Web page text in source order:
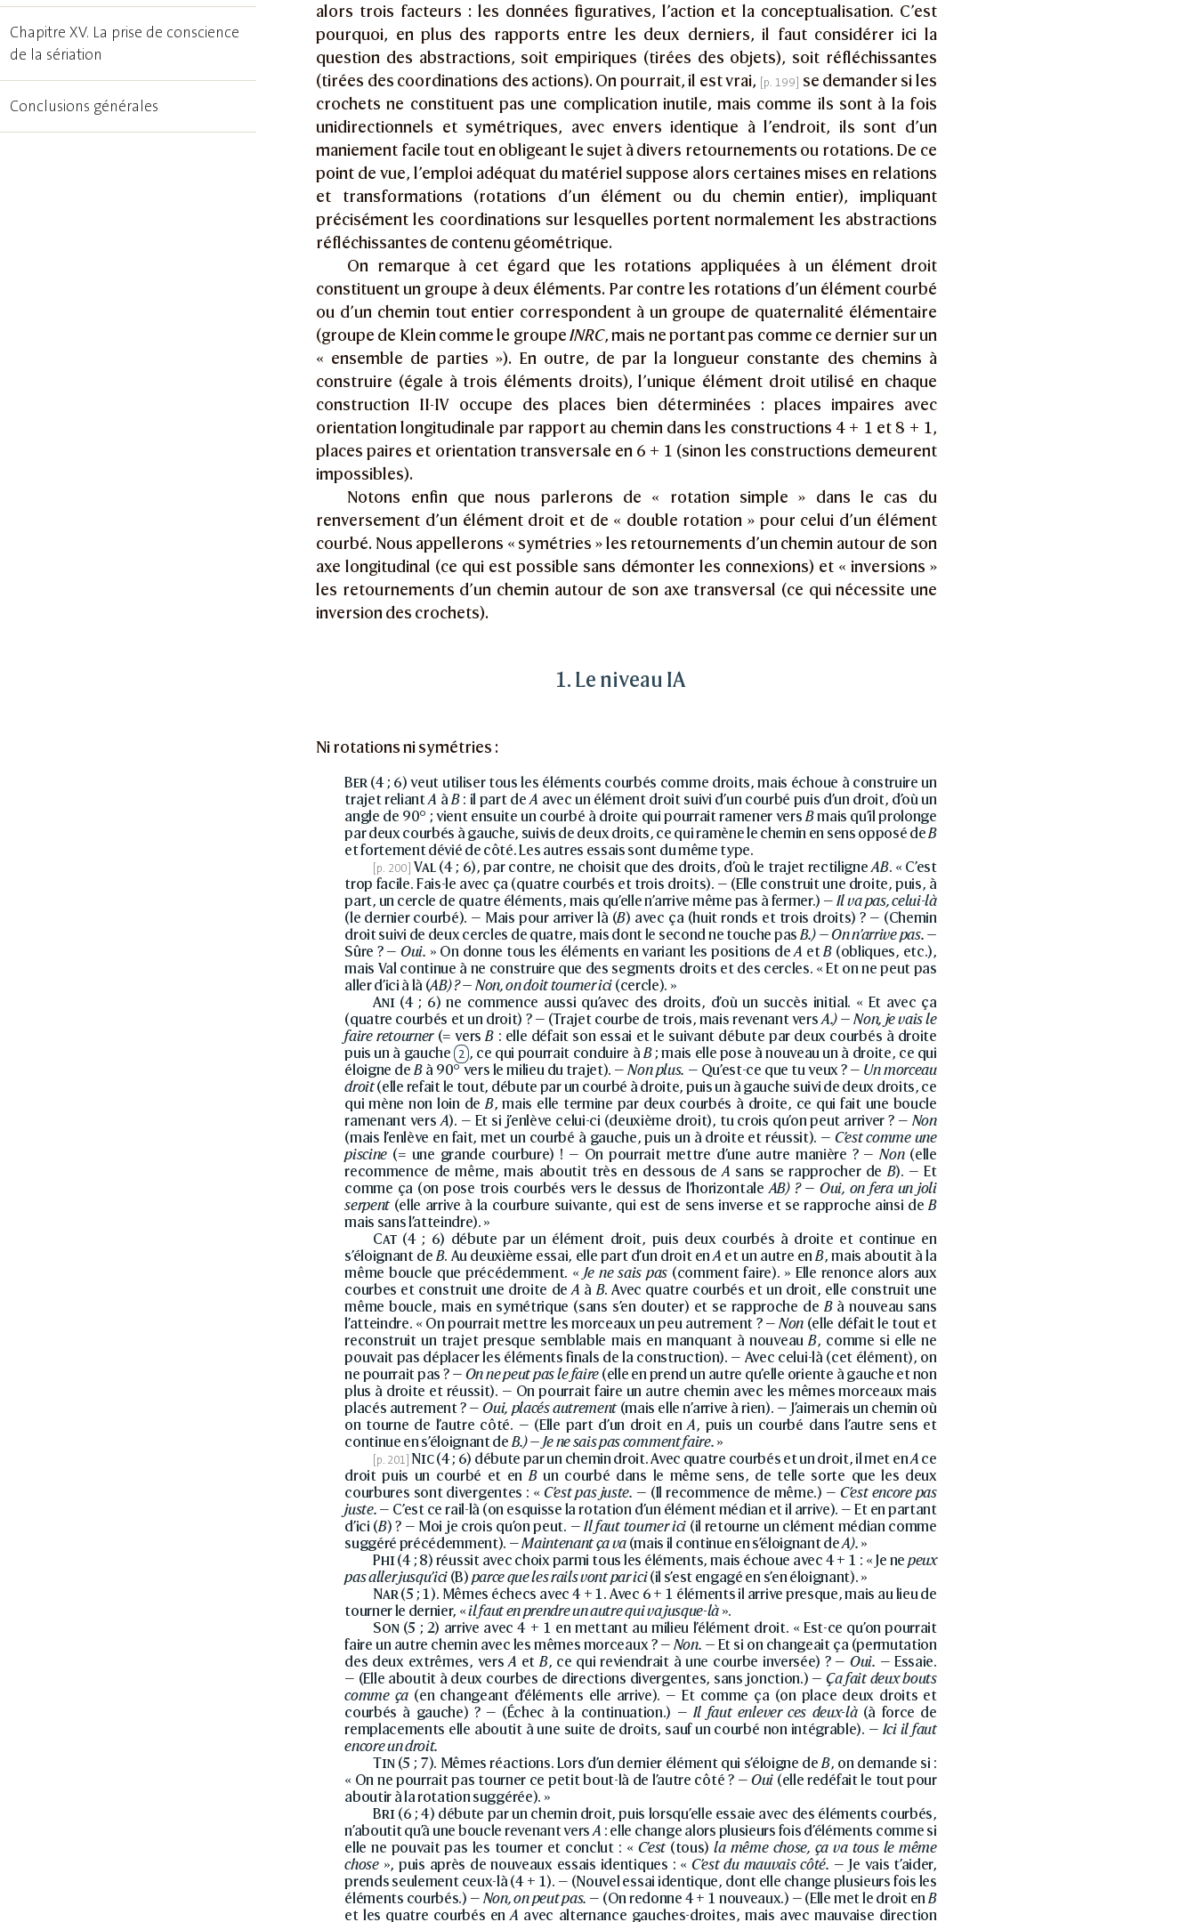
alors trois facteurs : les données figuratives, l’action et la conceptualisation. C’est
pourquoi, en plus des rapports entre les deux derniers, il faut considérer ici la
question des abstractions, soit empiriques (tirées des objets), soit réfléchissantes
(tirées des coordinations des actions). On pourrait, il est vrai,
se demander si les
crochets ne constituent pas une complication inutile, mais comme ils sont à la fois
unidirectionnels et symétriques, avec envers identique à l’endroit, ils sont d’un
maniement facile tout en obligeant le sujet à divers retournements ou rotations. De ce
point de vue, l’emploi adéquat du matériel suppose alors certaines mises en relations
et transformations (rotations d’un élément ou du chemin entier), impliquant
précisément les coordinations sur lesquelles portent normalement les abstractions
réfléchissantes de contenu géométrique.
On remarque à cet égard que les rotations appliquées à un élément droit
constituent un groupe à deux éléments. Par contre les rotations d’un élément courbé
ou d’un chemin tout entier correspondent à un groupe de quaternalité élémentaire
(groupe de Klein comme le groupeINRC, mais ne portant pas comme ce dernier sur un
« ensemble de parties »). En outre, de par la longueur constante des chemins à
construire (égale à trois éléments droits), l’unique élément droit utilisé en chaque
construction II-IV occupe des places bien déterminées : places impaires avec
orientation longitudinale par rapport au chemin dans les constructions 4 + 1 et 8 + 1,
places paires et orientation transversale en 6 + 1 (sinon les constructions demeurent
impossibles).
Notons enfin que nous parlerons de « rotation simple » dans le cas du
renversement d’un élément droit et de « double rotation » pour celui d’un élément
courbé. Nous appellerons « symétries » les retournements d’un chemin autour de son
axe longitudinal (ce qui est possible sans démonter les connexions) et « inversions »
les retournements d’un chemin autour de son axe transversal (ce qui nécessite une
inversion des crochets).
1. Le niveau IA
Ni rotations ni symétries :
Ber (4 ; 6) veut utiliser tous les éléments courbés comme droits, mais échoue à construire un
trajet reliantA àB: il part deA avec un élément droit suivi d’un courbé puis d’un droit, d’où un
angle de 90° ; vient ensuite un courbé à droite qui pourrait ramener vers Bmais qu’il prolonge
par deux courbés à gauche, suivis de deux droits, ce qui ramène le chemin en sens opposé deB
et fortement dévié de côté. Les autres essais sont du même type.
Val(4 ; 6), par contre, ne choisit que des droits, d’où le trajet rectiligneAB. « C’est
trop facile. Fais-le avec ça (quatre courbés et trois droits). — (Elle construit une droite, puis, à
part, un cercle de quatre éléments, mais qu’elle n’arrive même pas à fermer.) — Il va pas, celui-là
(le dernier courbé). — Mais pour arriver là (B) avec ça (huit ronds et trois droits) ? — (Chemin
droit suivi de deux cercles de quatre, mais dont le second ne touche pas B.) — On n’arrive pas. —
Sûre ? —Oui. » On donne tous les éléments en variant les positions deA etB (obliques, etc.),
mais Val continue à ne construire que des segments droits et des cercles. « Et on ne peut pas
aller d’ici à là (AB) ? — Non, on doit tourner ici (cercle). »
Ani(4 ; 6) ne commence aussi qu’avec des droits, d’où un succès initial. « Et avec ça
(quatre courbés et un droit) ? — (Trajet courbe de trois, mais revenant vers A.) — Non, je vais le
faire retourner(= versB : elle défait son essai et le suivant débute par deux courbés à droite
puis un à gauche 2 , ce qui pourrait conduire à B; mais elle pose à nouveau un à droite, ce qui
éloigne deBà 90° vers le milieu du trajet). —Non plus. — Qu’est-ce que tu veux ? — Un morceau
droit(elle refait le tout, débute par un courbé à droite, puis un à gauche suivi de deux droits, ce
qui mène non loin deB, mais elle termine par deux courbés à droite, ce qui fait une boucle
ramenant vers A). — Et si j’enlève celui-ci (deuxième droit), tu crois qu’on peut arriver ? — Non
(mais l’enlève en fait, met un courbé à gauche, puis un à droite et réussit). — C’est comme une
piscine(= une grande courbure) ! — On pourrait mettre d’une autre manière ? —Non(elle
recommence de même, mais aboutit très en dessous deA sans se rapprocher de B). — Et
comme ça (on pose trois courbés vers le dessus de l’horizontale AB) ? — Oui, on fera un joli
serpent(elle arrive à la courbure suivante, qui est de sens inverse et se rapproche ainsi deB
mais sans l’atteindre). »
Cat(4 ; 6) débute par un élément droit, puis deux courbés à droite et continue en
s’éloignant de B. Au deuxième essai, elle part d’un droit enA et un autre enB, mais aboutit à la
même boucle que précédemment. « Je ne sais pas (comment faire). » Elle renonce alors aux
courbes et construit une droite deA à B. Avec quatre courbés et un droit, elle construit une
même boucle, mais en symétrique (sans s’en douter) et se rapproche de Bà nouveau sans
l’atteindre. « On pourrait mettre les morceaux un peu autrement ? —Non (elle défait le tout et
reconstruit un trajet presque semblable mais en manquant à nouveauB, comme si elle ne
pouvait pas déplacer les éléments finals de la construction). — Avec celui-là (cet élément), on
ne pourrait pas ? — On ne peut pas le faire(elle en prend un autre qu’elle oriente à gauche et non
plus à droite et réussit). — On pourrait faire un autre chemin avec les mêmes morceaux mais
placés autrement ? —Oui, placés autrement(mais elle n’arrive à rien). — J’aimerais un chemin où
on tourne de l’autre côté. — (Elle part d’un droit enA, puis un courbé dans l’autre sens et
continue en s’éloignant de B.) — Je ne sais pas comment faire. »
Nic(4 ; 6) débute par un chemin droit. Avec quatre courbés et un droit, il met enA ce
droit puis un courbé et en Bun courbé dans le même sens, de telle sorte que les deux
courbures sont divergentes : « C’est pas juste. — (Il recommence de même.) — C’est encore pas
juste. — C’est ce rail-là (on esquisse la rotation d’un élément médian et il arrive). — Et en partant
d’ici (B) ? — Moi je crois qu’on peut. — Il faut tourner ici (il retourne un clément médian comme
suggéré précédemment). —Maintenant ça va (mais il continue en s’éloignant deA). »
Phi(4 ; 8) réussit avec choix parmi tous les éléments, mais échoue avec 4 + 1 : « Je nepeux
pas aller jusqu’ici (B) parce que les rails vont par ici(il s’est engagé en s’en éloignant). »
Nar (5 ; 1). Mêmes échecs avec 4 + 1. Avec 6 + 1 éléments il arrive presque, mais au lieu de
tourner le dernier, «il faut en prendre un autre qui va jusque-là ».
Son(5 ; 2) arrive avec 4 + 1 en mettant au milieu l’élément droit. « Est-ce qu’on pourrait
faire un autre chemin avec les mêmes morceaux ? — Non. — Et si on changeait ça (permutation
des deux extrêmes, versA et B, ce qui reviendrait à une courbe inversée) ? — Oui. — Essaie.
— (Elle aboutit à deux courbes de directions divergentes, sans jonction.) — Ça fait deux bouts
comme ça (en changeant d’éléments elle arrive). — Et comme ça (on place deux droits et
courbés à gauche) ? — (Échec à la continuation.) — Il faut enlever ces deux-là(à force de
remplacements elle aboutit à une suite de droits, sauf un courbé non intégrable). — Ici il faut
encore un droit.
Tin(5 ; 7). Mêmes réactions. Lors d’un dernier élément qui s’éloigne deB, on demande si :
« On ne pourrait pas tourner ce petit bout-là de l’autre côté ? —Oui (elle redéfait le tout pour
aboutir à la rotation suggérée). »
Bri(6 ; 4) débute par un chemin droit, puis lorsqu’elle essaie avec des éléments courbés,
n’aboutit qu’à une boucle revenant versA : elle change alors plusieurs fois d’éléments comme si
elle ne pouvait pas les tourner et conclut : « C’est(tous)la même chose, ça va tous le même
chose», puis après de nouveaux essais identiques : « C’est du mauvais côté. — Je vais t’aider,
prends seulement ceux-là (4 + 1). — (Nouvel essai identique, dont elle change plusieurs fois les
éléments courbés.) — Non, on peut pas. — (On redonne 4 + 1 nouveaux.) — (Elle met le droit enB
et les quatre courbés enA avec alternance gauches-droites, mais avec mauvaise direction
Chapitre XV. La prise de conscience
de la sériation
Conclusions générales